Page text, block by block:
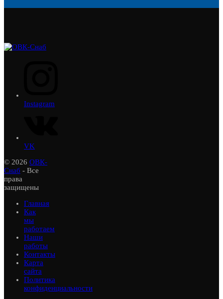
Instagram
VK
© 2026 ОВК-
Снаб - Все
права
защищены
Главная
Как
мы
работаем
Наши
работы
Контакты
Карта
сайта
Политика
конфиденциальности